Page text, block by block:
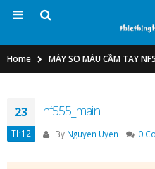
Home MÁY SO MÀU CẦM TAY
23
Th12
nf555_main
By Nguyen Uyen 0